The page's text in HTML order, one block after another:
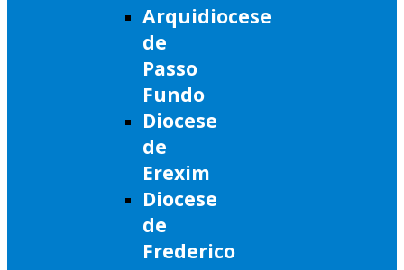
Arquidiocese
de
Passo
Fundo
Diocese
de
Erexim
Diocese
de
Frederico